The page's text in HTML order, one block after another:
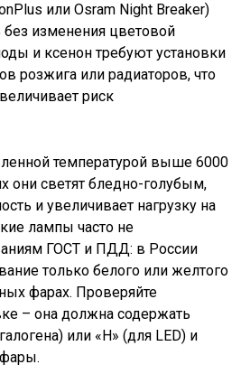
или Osram Night Breaker)
изменения цветовой
и ксенон требуют установки
розжига или радиаторов, что
риск
температурой выше 6000
они светят бледно-голубым,
и увеличивает нагрузку на
лампы часто не
ГОСТ и ПДД: в России
только белого или желтого
фарах. Проверяйте
– она должна содержать
или «H» (для LED) и
фары.